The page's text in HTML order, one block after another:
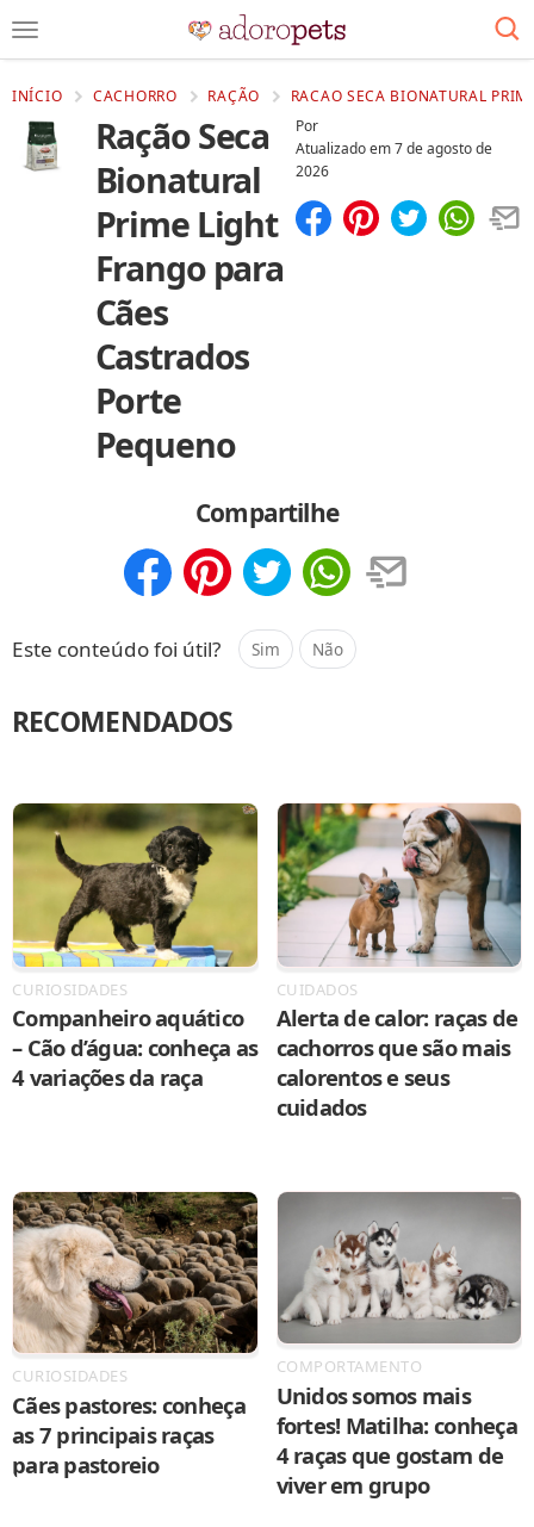
INÍCIO CACHORRO RAÇÃO RACAO SECA BIONATURAL
Ração Seca
Bionatural
Prime Light
Frango para
Cães
Castrados
Porte
Pequeno
Por
Atualizado em7 de agosto de
2026
Compartilhe
Este conteúdo foi útil? Sim Não
RECOMENDADOS
CURIOSIDADES
Companheiro aquático
– Cão d’água: conheça as
4 variações da raça
CUIDADOS
Alerta de calor: raças de
cachorros que são mais
calorentos e seus
cuidados
CURIOSIDADES
Cães pastores: conheça
as 7 principais raças
para pastoreio
COMPORTAMENTO
Unidos somos mais
fortes! Matilha: conheça
4 raças que gostam de
viver em grupo